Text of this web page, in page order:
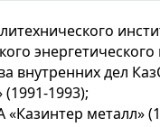
энергетического
внутренних дел
1993);
металл»